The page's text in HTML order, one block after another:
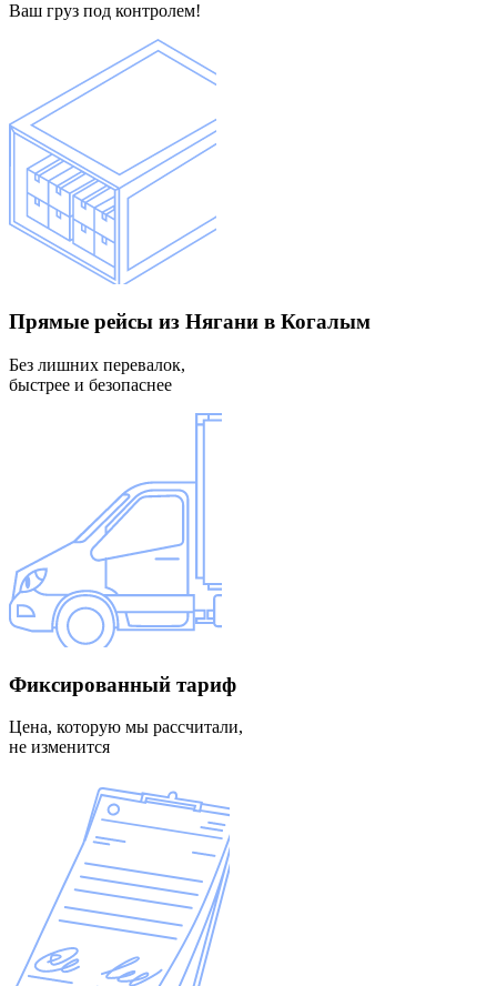
Ваш груз под контролем!
Прямые рейсы из Нягани в Когалым
Без лишних перевалок,
быстрее и безопаснее
Фиксированный тариф
Цена, которую мы рассчитали,
не изменится